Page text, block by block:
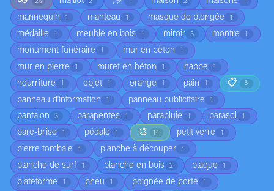
mannequin 1 manteau 1 masque de plongée 1
médaille 1 meuble en bois 1 miroir 3 montre 1
monument funéraire 1 mur en béton 1
mur en pierre 1 muret en béton 1 nappe 1
nourriture 1 objet 1 orange 1 pain 1 📋 8
panneau d'information 1 panneau publicitaire 1
pantalon 3 parapentes 1 parapluie 1 parasol 1
pare-brise 1 pédale 1 🎨 14 petit verre 1
pierre tombale 1 planche à découper 1
planche de surf 1 planche en bois 2 plaque 1
plateforme 1 pneu 1 poignée de porte 1